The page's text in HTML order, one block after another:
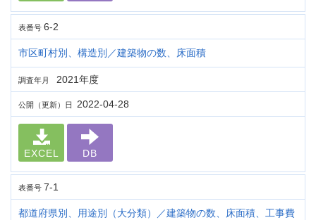
表番号 6-2
市区町村別、構造別／建築物の数、床面積
調査年月 2021年度
公開（更新）日 2022-04-28
EXCEL DB
表番号 7-1
都道府県別、用途別（大分類）／建築物の数、床面積、工事費